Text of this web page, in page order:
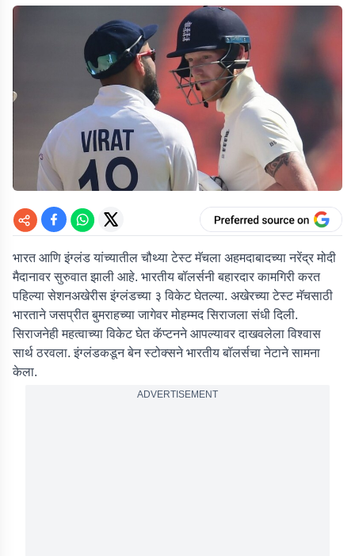
भारत आणि इंग्लंड यांच्यातील चौथ्या टेस्ट मॅचला अहमदाबादच्या नरेंद्र मोदी
मैदानावर सुरुवात झाली आहे. भारतीय बॉलर्सनी बहारदार कामगिरी करत
पहिल्या सेशनअखेरीस इंग्लंडच्या ३ विकेट घेतल्या. अखेरच्या टेस्ट मॅचसाठी
भारताने जसप्रीत बुमराहच्या जागेवर मोहम्मद सिराजला संधी दिली.
सिराजनेही महत्वाच्या विकेट घेत कॅप्टनने आपल्यावर दाखवलेला विश्वास
सार्थ ठरवला. इंग्लंडकडून बेन स्टोक्सने भारतीय बॉलर्सचा नेटाने सामना
केला.
ADVERTISEMENT